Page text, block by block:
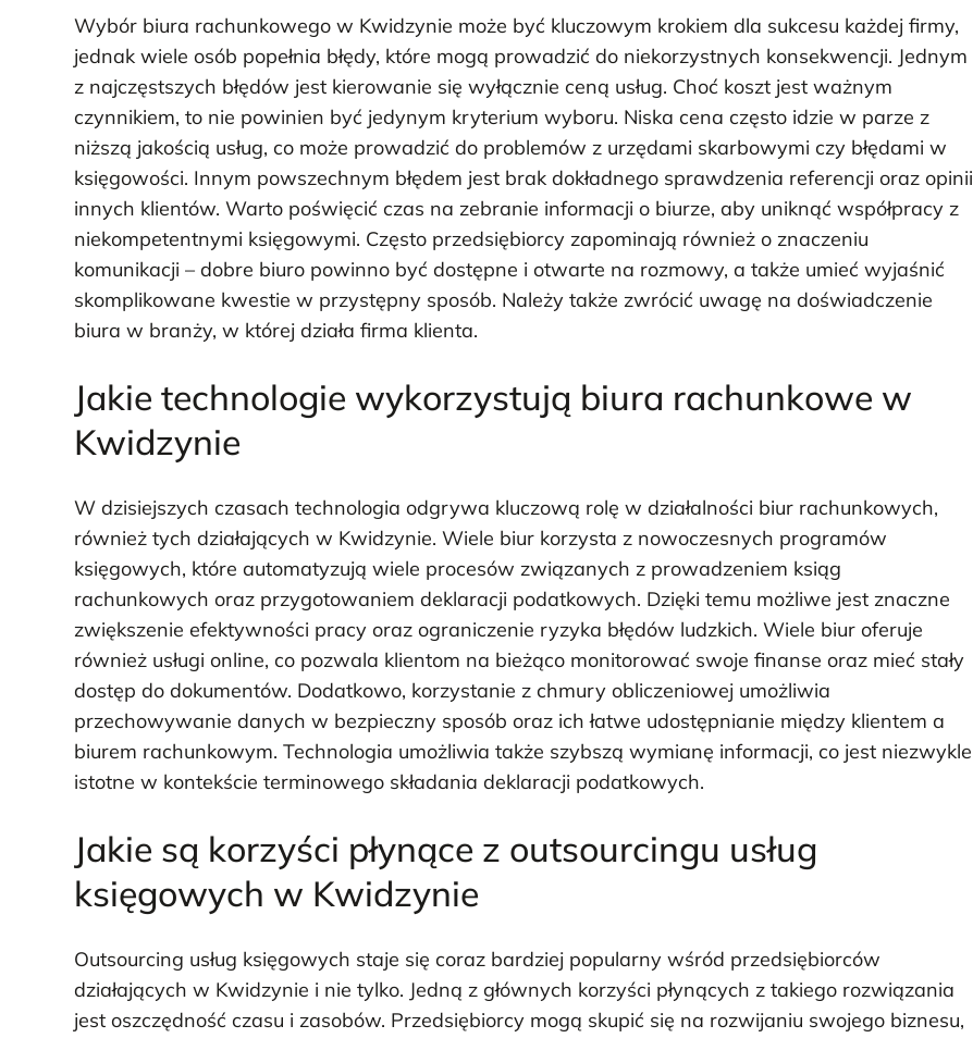
Wybór biura rachunkowego w Kwidzynie może być kluczowym krokiem dla sukcesu każdej firmy,
jednak wiele osób popełnia błędy, które mogą prowadzić do niekorzystnych konsekwencji. Jednym
z najczęstszych błędów jest kierowanie się wyłącznie ceną usług. Choć koszt jest ważnym
czynnikiem, to nie powinien być jedynym kryterium wyboru. Niska cena często idzie w parze z
niższą jakością usług, co może prowadzić do problemów z urzędami skarbowymi czy błędami w
księgowości. Innym powszechnym błędem jest brak dokładnego sprawdzenia referencji oraz opinii
innych klientów. Warto poświęcić czas na zebranie informacji o biurze, aby uniknąć współpracy z
niekompetentnymi księgowymi. Często przedsiębiorcy zapominają również o znaczeniu
komunikacji – dobre biuro powinno być dostępne i otwarte na rozmowy, a także umieć wyjaśnić
skomplikowane kwestie w przystępny sposób. Należy także zwrócić uwagę na doświadczenie
biura w branży, w której działa firma klienta.
Jakie technologie wykorzystują biura rachunkowe w
Kwidzynie
W dzisiejszych czasach technologia odgrywa kluczową rolę w działalności biur rachunkowych,
również tych działających w Kwidzynie. Wiele biur korzysta z nowoczesnych programów
księgowych, które automatyzują wiele procesów związanych z prowadzeniem ksiąg
rachunkowych oraz przygotowaniem deklaracji podatkowych. Dzięki temu możliwe jest znaczne
zwiększenie efektywności pracy oraz ograniczenie ryzyka błędów ludzkich. Wiele biur oferuje
również usługi online, co pozwala klientom na bieżąco monitorować swoje finanse oraz mieć stały
dostęp do dokumentów. Dodatkowo, korzystanie z chmury obliczeniowej umożliwia
przechowywanie danych w bezpieczny sposób oraz ich łatwe udostępnianie między klientem a
biurem rachunkowym. Technologia umożliwia także szybszą wymianę informacji, co jest niezwykle
istotne w kontekście terminowego składania deklaracji podatkowych.
Jakie są korzyści płynące z outsourcingu usług
księgowych w Kwidzynie
Outsourcing usług księgowych staje się coraz bardziej popularny wśród przedsiębiorców
działających w Kwidzynie i nie tylko. Jedną z głównych korzyści płynących z takiego rozwiązania
jest oszczędność czasu i zasobów. Przedsiębiorcy mogą skupić się na rozwijaniu swojego biznesu,